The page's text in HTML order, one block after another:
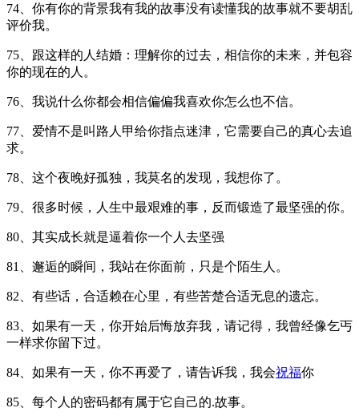
74、你有你的背景我有我的故事没有读懂我的故事就不要胡乱
评价我。
75、跟这样的人结婚：理解你的过去，相信你的未来，并包容
你的现在的人。
76、我说什么你都会相信偏偏我喜欢你怎么也不信。
77、爱情不是叫路人甲给你指点迷津，它需要自己的真心去追
求。
78、这个夜晚好孤独，我莫名的发现，我想你了。
79、很多时候，人生中最艰难的事，反而锻造了最坚强的你。
80、其实成长就是逼着你一个人去坚强
81、邂逅的瞬间，我站在你面前，只是个陌生人。
82、有些话，合适赖在心里，有些苦楚合适无息的遗忘。
83、如果有一天，你开始后悔放弃我，请记得，我曾经像乞丐
一样求你留下过。
84、如果有一天，你不再爱了，请告诉我，我会祝福你
85、每个人的密码都有属于它自己的.故事。